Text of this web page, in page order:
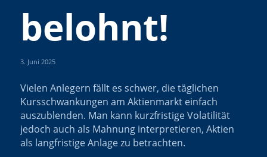
belohnt!
3. Juni 2025
Vielen Anlegern fällt es schwer, die täglichen
Kursschwankungen am Aktienmarkt einfach
auszublenden. Man kann kurzfristige Volatilität
jedoch auch als Mahnung interpretieren, Aktien
als langfristige Anlage zu betrachten.